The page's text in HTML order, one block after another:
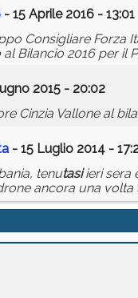
- 15 Aprile 2016 - 13:01
Consigliare Forza
Bilancio 2016 per il
2015 - 20:02
Cinzia Vallone al
- 15 Luglio 2014 -
tenutasiieri sera
ancora una volta